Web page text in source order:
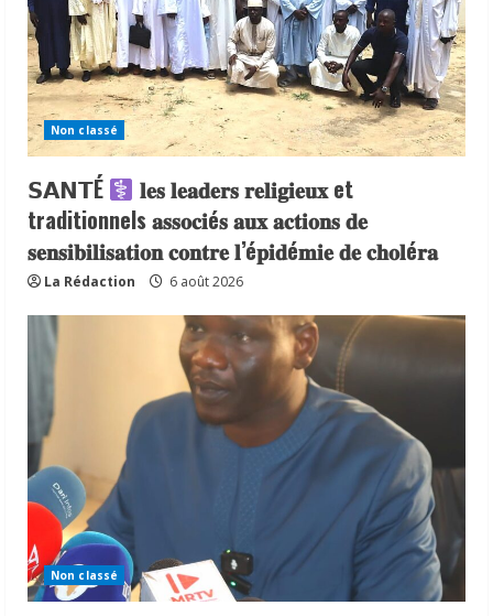
Non classé
𝗦𝗔𝗡𝗧É
𝐥𝐞𝐬 𝐥𝐞𝐚𝐝𝐞𝐫𝐬 𝐫𝐞𝐥𝐢𝐠𝐢𝐞𝐮𝐱 et
traditionnels 𝐚𝐬𝐬𝐨𝐜𝐢é𝐬 𝐚𝐮𝐱 𝐚𝐜𝐭𝐢𝐨𝐧𝐬 𝐝𝐞
𝐬𝐞𝐧𝐬𝐢𝐛𝐢𝐥𝐢𝐬𝐚𝐭𝐢𝐨𝐧 𝐜𝐨𝐧𝐭𝐫𝐞 𝐥’é𝐩𝐢𝐝é𝐦𝐢𝐞 𝐝𝐞 𝐜𝐡𝐨𝐥é𝐫𝐚
La Rédaction 6 août 2026
Non classé